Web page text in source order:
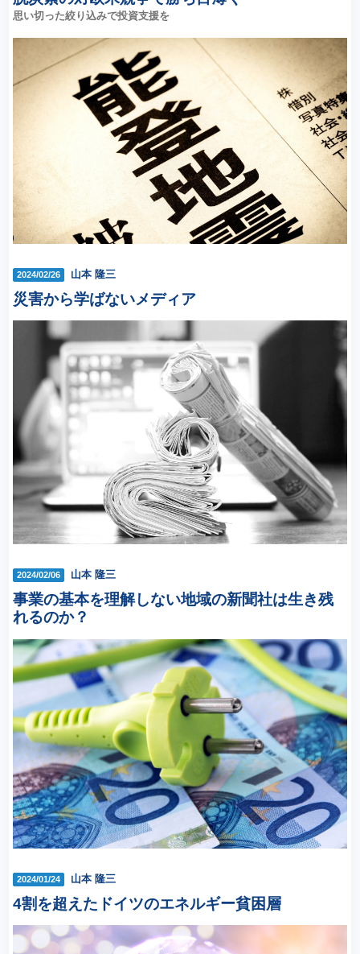
思い切った絞り込みで投資支援を
2024/02/26 山本 隆三
災害から学ばないメディア
2024/02/06 山本 隆三
事業の基本を理解しない地域の新聞社は生き残
れるのか？
2024/01/24 山本 隆三
4割を超えたドイツのエネルギー貧困層